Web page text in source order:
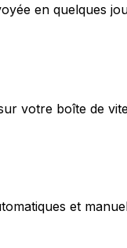
en quelques
votre boîte de
et